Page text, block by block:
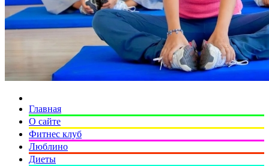
Главная
О сайте
Фитнес клуб
Люблино
Диеты